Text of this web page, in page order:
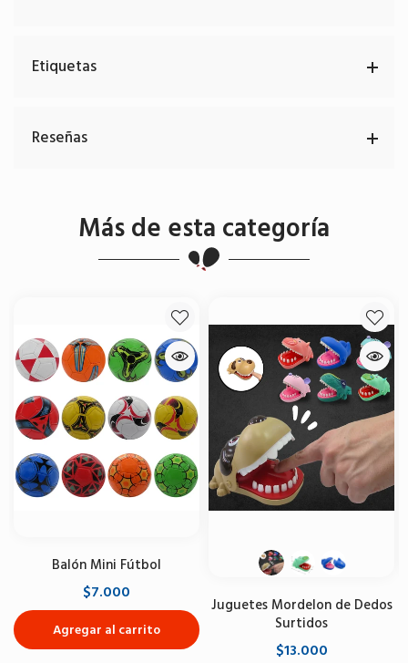
Etiquetas
Reseñas
Más de esta categoría
Balón Mini Fútbol
$7.000
Agregar al carrito
Juguetes Mordelon de Dedos
Surtidos
$13.000